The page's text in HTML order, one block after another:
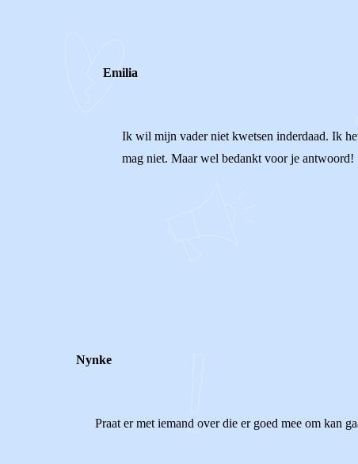
Emilia
Ik wil mijn vader niet kwetsen inderdaad. Ik
mag niet. Maar wel bedankt voor je antwoord!
Nynke
Praat er met iemand over die er goed mee om kan